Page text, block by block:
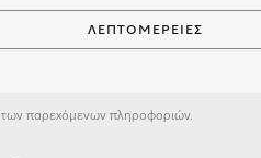
ΛΕΠΤΟΜΈΡΕΙΕΣ
των παρεχόμενων πληροφοριών.